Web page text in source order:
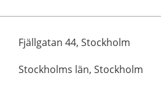
Fjällgatan 44, Stockholm
Stockholms län, Stockholm